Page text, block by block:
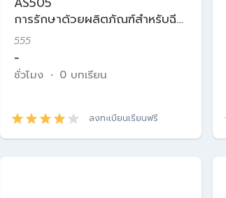
การรักษาด้วยผลิตภัณฑ์สำหรับฉีด
ในเวชศาสตร์ความงาม
555
-
ชั่วโมง · 0 บทเรียน
ลงทะเบียนเรียนฟรี